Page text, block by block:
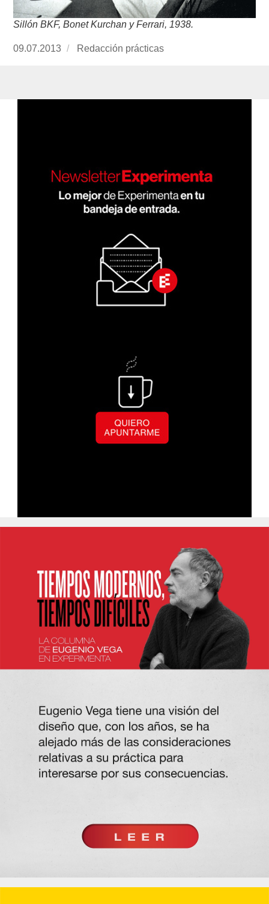
Sillón BKF, Bonet Kurchan y Ferrari, 1938.
Publicado
09.07.2013
https://www.experimenta.es/author/redaccion-
Redacción prácticas